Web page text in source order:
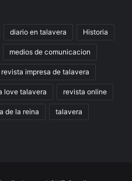
diario en talavera Historia
medios de comunicacion
revista impresa de talavera
love talavera revista online
de la reina talavera